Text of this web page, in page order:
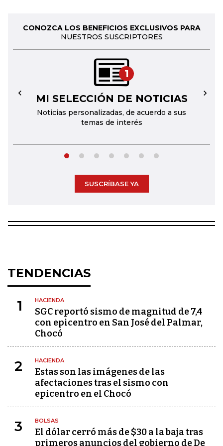
CONOZCA LOS BENEFICIOS EXCLUSIVOS PARA
NUESTROS SUSCRIPTORES
1
MI SELECCIÓN DE NOTICIAS
Noticias personalizadas, de acuerdo a sus
temas de interés
← →
SUSCRÍBASE YA
TENDENCIAS
1 HACIENDA
SGC reportó sismo de magnitud de 7,4
con epicentro en San José del Palmar,
Chocó
2 HACIENDA
Estas son las imágenes de las
afectaciones tras el sismo con
epicentro en el Chocó
3 BOLSAS
El dólar cerró más de $30 a la baja tras
primeros anuncios del gobierno de De